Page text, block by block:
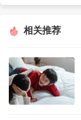
相关推荐